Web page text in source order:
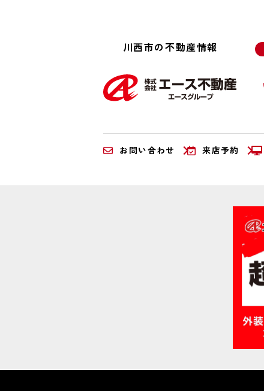
川西市の不動産情報
お問い合わせ 来店予約